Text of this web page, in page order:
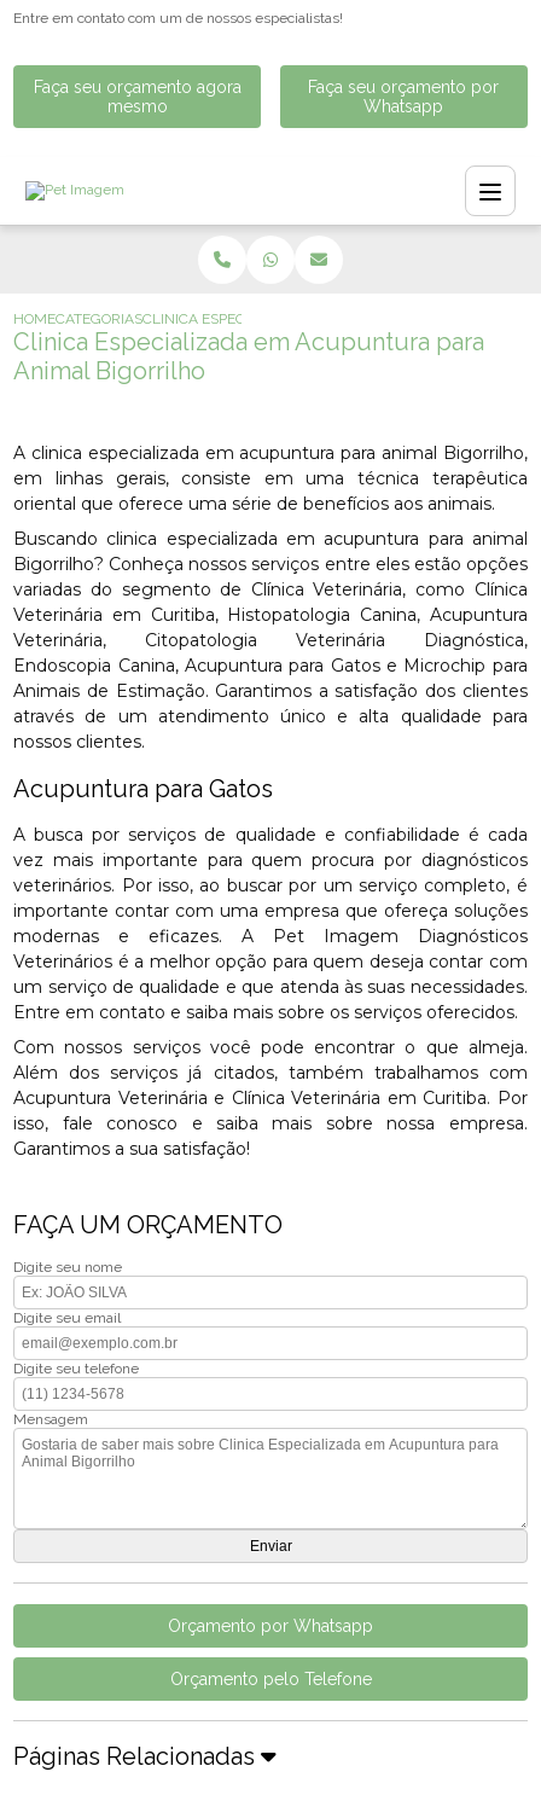
Entre em contato com um de nossos especialistas!
Faça seu orçamento agora
mesmo
Faça seu orçamento por
Whatsapp
HOMECATEGORIASCLINICA ESPECIALIZADA EM ACUPUNTURA PARA ANIMAL
Clinica Especializada em Acupuntura para
Animal Bigorrilho
A clinica especializada em acupuntura para animal Bigorrilho,
em linhas gerais, consiste em uma técnica terapêutica
oriental que oferece uma série de benefícios aos animais.
Buscando clinica especializada em acupuntura para animal
Bigorrilho? Conheça nossos serviços entre eles estão opções
variadas do segmento de Clínica Veterinária, como Clínica
Veterinária em Curitiba, Histopatologia Canina, Acupuntura
Veterinária, Citopatologia Veterinária Diagnóstica,
Endoscopia Canina, Acupuntura para Gatos e Microchip para
Animais de Estimação. Garantimos a satisfação dos clientes
através de um atendimento único e alta qualidade para
nossos clientes.
Acupuntura para Gatos
A busca por serviços de qualidade e confiabilidade é cada
vez mais importante para quem procura por diagnósticos
veterinários. Por isso, ao buscar por um serviço completo, é
importante contar com uma empresa que ofereça soluções
modernas e eficazes. A Pet Imagem Diagnósticos
Veterinários é a melhor opção para quem deseja contar com
um serviço de qualidade e que atenda às suas necessidades.
Entre em contato e saiba mais sobre os serviços oferecidos.
Com nossos serviços você pode encontrar o que almeja.
Além dos serviços já citados, também trabalhamos com
Acupuntura Veterinária e Clínica Veterinária em Curitiba. Por
isso, fale conosco e saiba mais sobre nossa empresa.
Garantimos a sua satisfação!
FAÇA UM ORÇAMENTO
Digite seu nome
Digite seu email
Digite seu telefone
Mensagem
Orçamento por Whatsapp
Orçamento pelo Telefone
Páginas Relacionadas